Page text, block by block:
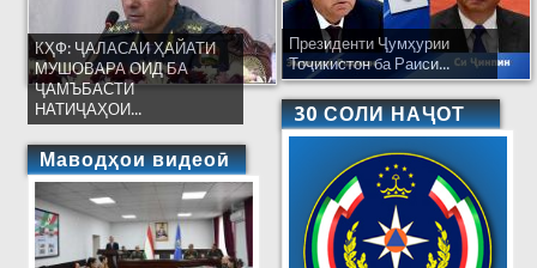
КҲФ: ҶАЛАСАИ ҲАЙАТИ
МУШОВАРА ОИД БА
ҶАМЪБАСТИ
НАТИҶАҲОИ...
Маводҳои видеоӣ
Президенти Ҷумҳурии
Тоҷикистон ба Раиси...
30 СОЛИ НАҶОТ